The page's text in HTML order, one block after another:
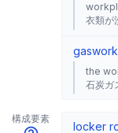
衣類が
the
石炭ガ
構成要素
locker